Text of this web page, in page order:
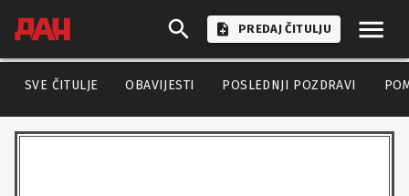
PREDAJ ČITULJU
SVE ČITULJE OBAVIJESTI POSLEDNJI POZDRAVI